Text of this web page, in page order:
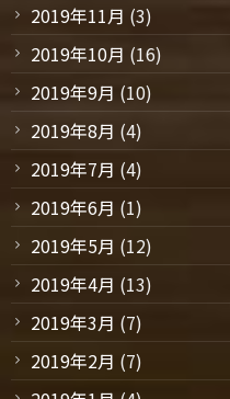
2019年11月 (3)
2019年10月 (16)
2019年9月 (10)
2019年8月 (4)
2019年7月 (4)
2019年6月 (1)
2019年5月 (12)
2019年4月 (13)
2019年3月 (7)
2019年2月 (7)